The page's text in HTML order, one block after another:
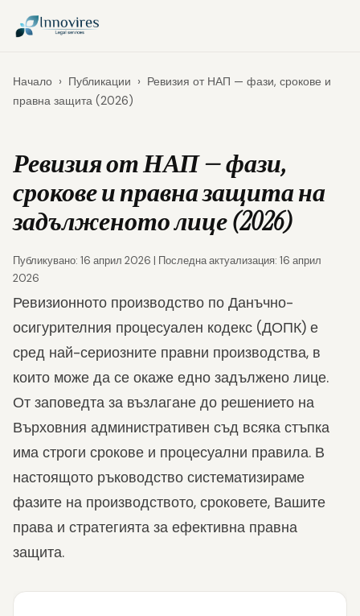
Начало › Публикации › Ревизия от НАП — фази, срокове и
правна защита (2026)
Ревизия от НАП — фази,
срокове и правна защита на
задълженото лице (2026)
Публикувано: 16 април 2026 | Последна актуализация: 16 април
2026
Ревизионното производство по Данъчно-
осигурителния процесуален кодекс (ДОПК) е
сред най-сериозните правни производства, в
които може да се окаже едно задължено лице.
От заповедта за възлагане до решението на
Върховния административен съд всяка стъпка
има строги срокове и процесуални правила. В
настоящото ръководство систематизираме
фазите на производството, сроковете, Вашите
права и стратегията за ефективна правна
защита.